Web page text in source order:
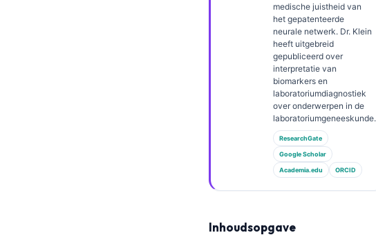
medische juistheid van
het gepatenteerde
neurale netwerk. Dr. Klein
heeft uitgebreid
gepubliceerd over
interpretatie van
biomarkers en
laboratoriumdiagnostiek
over onderwerpen in de
laboratoriumgeneeskunde.
ResearchGate
Google Scholar
Academia.edu ORCID
Inhoudsopgave